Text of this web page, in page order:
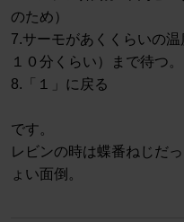
のため）
7.サーモがあくくらいの
１０分くらい）まで待つ
8.「１」に戻る
です。
レビンの時は蝶番ねじだ
ょい面倒。